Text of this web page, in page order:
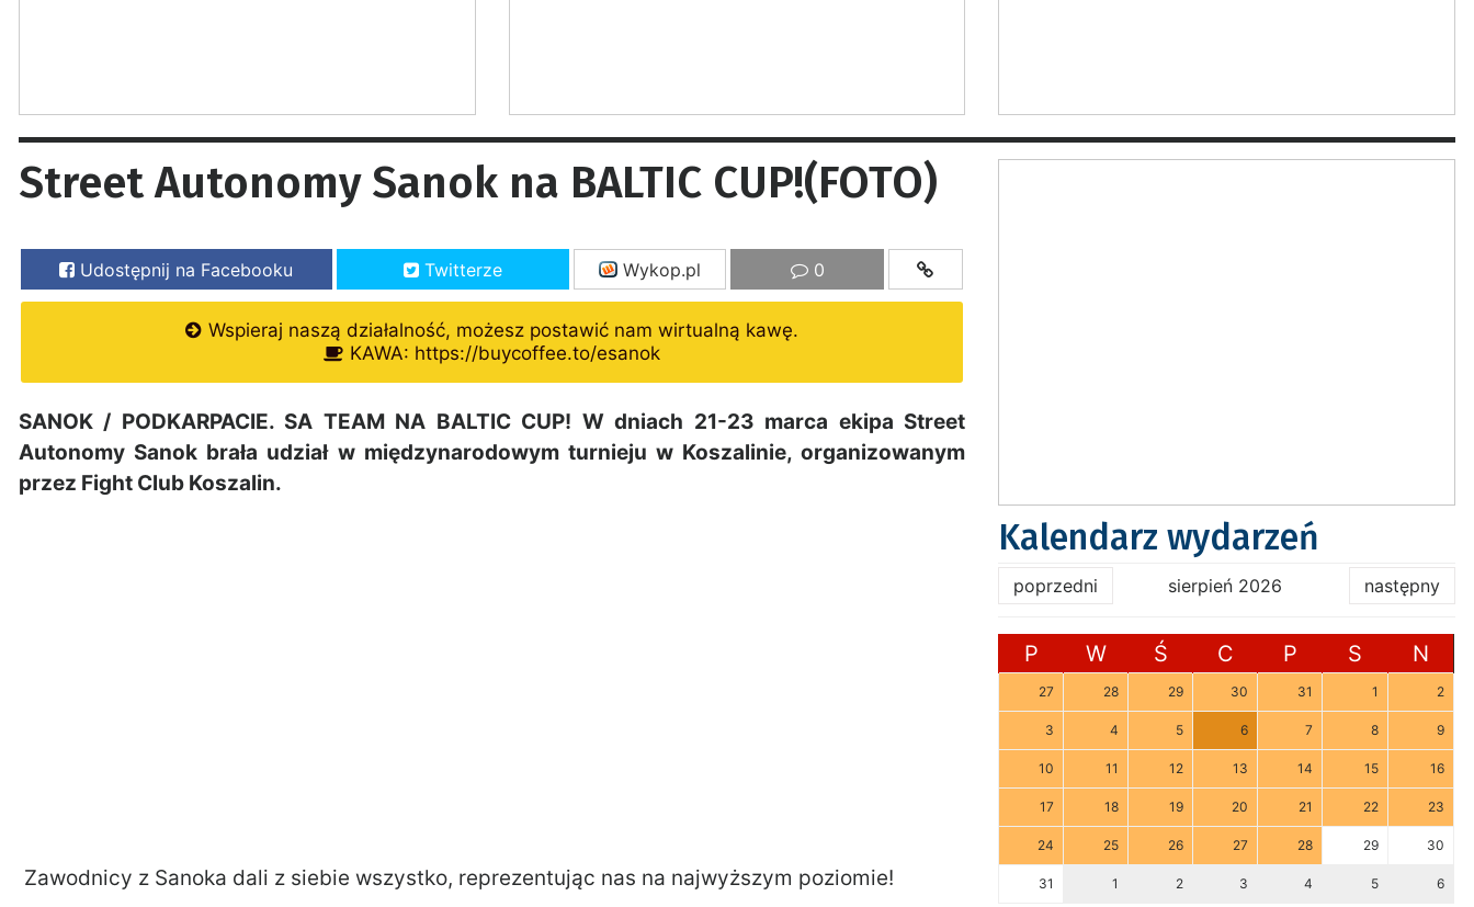
Street Autonomy Sanok na BALTIC CUP!(FOTO)
Udostępnij na Facebooku Twitterze Wykop.pl 0
Wspieraj naszą działalność, możesz postawić nam wirtualną kawę.
KAWA: https://buycoffee.to/esanok
SANOK / PODKARPACIE. SA TEAM NA BALTIC CUP! W dniach 21-23 marca ekipa Street
Autonomy Sanok brała udział w międzynarodowym turnieju w Koszalinie, organizowanym
przez Fight Club Koszalin.
Zawodnicy z Sanoka dali z siebie wszystko, reprezentując nas na najwyższym poziomie!
Kalendarz wydarzeń
poprzedni sierpień 2026 następny
P W Ś C P S N
27 28 29 30 31 1 2
3 4 5 6 7 8 9
10 11 12 13 14 15 16
17 18 19 20 21 22 23
24 25 26 27 28 29 30
31 1 2 3 4 5 6